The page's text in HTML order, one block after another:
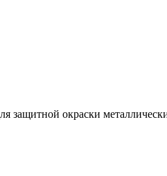
защитной окраски